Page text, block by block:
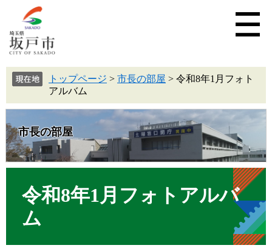
トップページ > 市長の部屋 > 令和8年1月フォト
アルバム
市長の部屋
令和8年1月フォトアルバ
ム